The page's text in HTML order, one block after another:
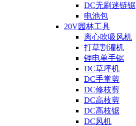
DC无刷迷链锯
电池包
20V园林工具
离心吹吸风机
打草割灌机
锂电单手锯
DC草坪机
DC手掌剪
DC修枝剪
DC高枝剪
DC高枝锯
DC风机